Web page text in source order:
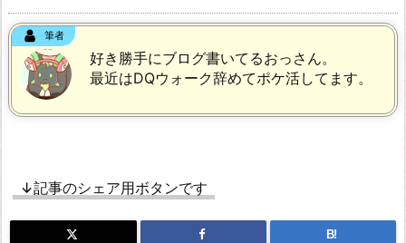
筆者
好き勝手にブログ書いてるおっさん。
最近はDQウォーク辞めてポケ活してます。
↓記事のシェア用ボタンです
B!